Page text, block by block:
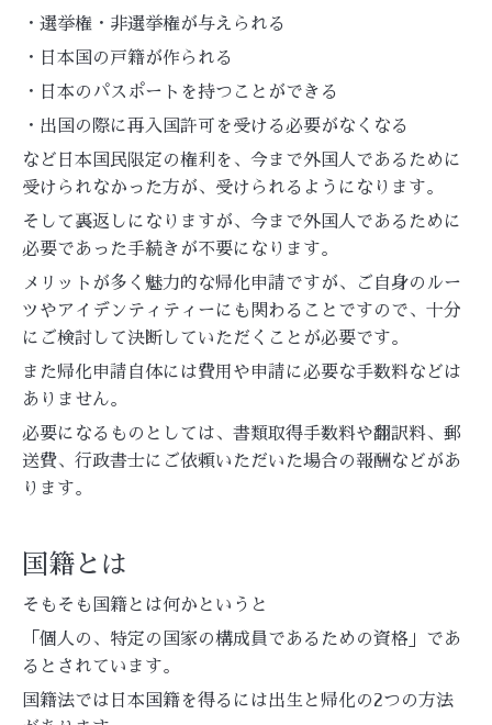
・選挙権・非選挙権が与えられる
・日本国の戸籍が作られる
・日本のパスポートを持つことができる
・出国の際に再入国許可を受ける必要がなくなる
など日本国民限定の権利を、今まで外国人であるために
受けられなかった方が、受けられるようになります。
そして裏返しになりますが、今まで外国人であるために
必要であった手続きが不要になります。
メリットが多く魅力的な帰化申請ですが、ご自身のルー
ツやアイデンティティーにも関わることですので、十分
にご検討して決断していただくことが必要です。
また帰化申請自体には費用や申請に必要な手数料などは
ありません。
必要になるものとしては、書類取得手数料や翻訳料、郵
送費、行政書士にご依頼いただいた場合の報酬などがあ
ります。
国籍とは
そもそも国籍とは何かというと
「個人の、特定の国家の構成員であるための資格」であ
るとされています。
国籍法では日本国籍を得るには出生と帰化の2つの方法